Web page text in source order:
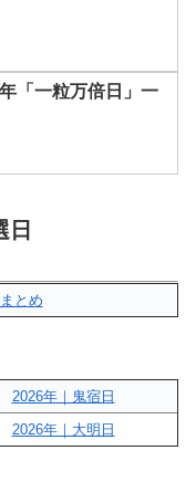
「一粒万倍日」一
日
とめ
2026年｜鬼宿日
2026年｜大明日